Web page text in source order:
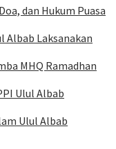
dan Hukum Puasa
Albab Laksanakan
MHQ Ramadhan
Ulul Albab
Ulul Albab